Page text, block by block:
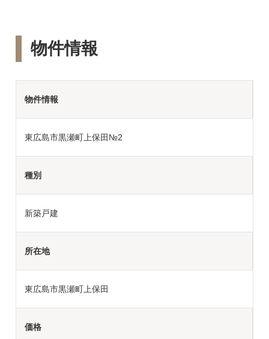
物件情報
物件情報
東広島市黒瀬町上保田№2
種別
新築戸建
所在地
東広島市黒瀬町上保田
価格